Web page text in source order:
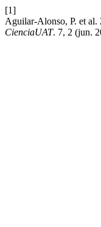
[1]
Aguilar-Alonso, P. et al.
CienciaUAT. 7, 2 (jun.